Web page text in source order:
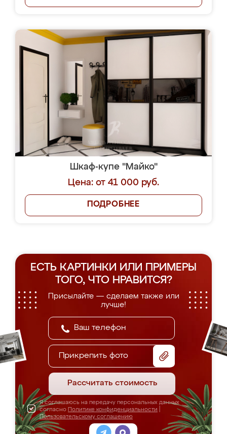
Шкаф-купе "Майко"
Цена: от 41 000 руб.
ПОДРОБНЕЕ
ЕСТЬ КАРТИНКИ ИЛИ ПРИМЕРЫ
ТОГО, ЧТО НРАВИТСЯ?
Присылайте — сделаем также или
лучше!
Прикрепить фото
Рассчитать стоимость
Я соглашаюсь на передачу персональных данных
согласно Политике конфиденциальности
Пользовательскому соглашению